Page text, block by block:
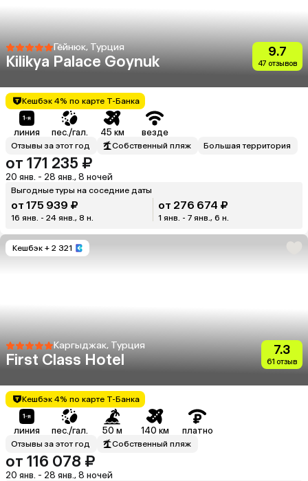
Гёйнюк, Турция
Kilikya Palace Goynuk
9.7
47 отзывов
Кешбэк 4% по карте Т-Банка
линия пес./гал. 45 км везде
Отзывы за этот год Собственный пляж Большая территория
от 171 235 ₽
20 янв. - 28 янв., 8 ночей
Выгодные туры на соседние даты
от 175 939 ₽
16 янв. - 24 янв., 8 н.
от 276 674 ₽
1 янв. - 7 янв., 6 н.
Кешбэк + 2 321
Каргыджак, Турция
First Class Hotel
7.3
61 отзыв
Кешбэк 4% по карте Т-Банка
линия пес./гал. 50 м 140 км платно
Отзывы за этот год Собственный пляж
от 116 078 ₽
20 янв. - 28 янв., 8 ночей